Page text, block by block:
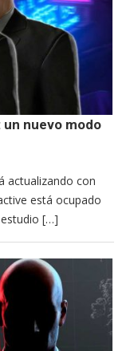
nuevo modo
actualizando con
está ocupado
estudio […]